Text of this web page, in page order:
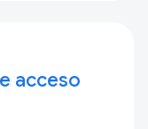
acceso